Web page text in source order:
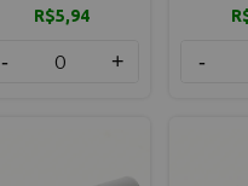
R$5,94
- + -